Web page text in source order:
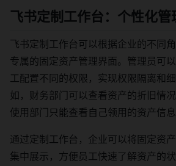
飞书定制工作台：个性化管
飞书定制工作台可以根据企业的不同
专属的固定资产管理界面。管理员可
工配置不同的权限，实现权限隔离和
如，财务部门可以查看资产的折旧情
使用部门只能查看自己领用的资产信息
通过定制工作台，企业可以将固定资
集中展示，方便员工快速了解资产的状